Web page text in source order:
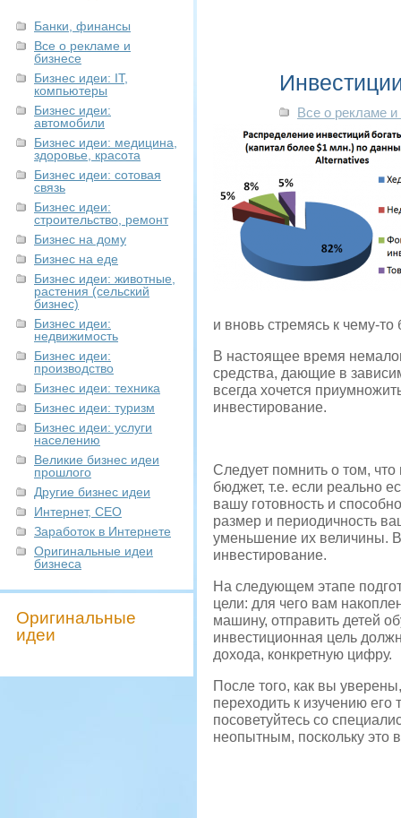
Банки, финансы
Все о рекламе и
бизнесе
Бизнес идеи: IT,
компьютеры
Бизнес идеи:
автомобили
Бизнес идеи: медицина,
здоровье, красота
Бизнес идеи: сотовая
связь
Бизнес идеи:
строительство, ремонт
Бизнес на дому
Бизнес на еде
Бизнес идеи: животные,
растения (сельский
бизнес)
Бизнес идеи:
недвижимость
Бизнес идеи:
производство
Бизнес идеи: техника
Бизнес идеи: туризм
Бизнес идеи: услуги
населению
Великие бизнес идеи
прошлого
Другие бизнес идеи
Интернет, СЕО
Заработок в Интернете
Оригинальные идеи
бизнеса
Оригинальные
идеи
Все о рекламе и
и вновь стремясь к чему-
В настоящее время
средства, дающие в
всегда хочется
инвестирование.
Следует помнить о том,
бюджет, т.е. если реально
вашу готовность и
размер и периодичность
уменьшение их величины.
инвестирование.
На следующем этапе
цели: для чего вам
машину, отправить детей
инвестиционная цель
дохода, конкретную цифру.
После того, как вы
переходить к изучению
посоветуйтесь со
неопытным, поскольку это